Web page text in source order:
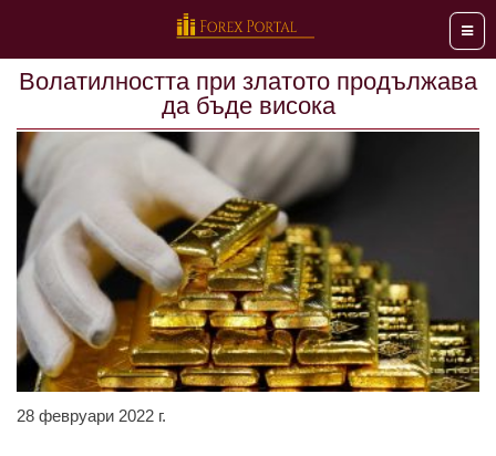
Меню
Волатилността при златото продължава
да бъде висока
28 февруари 2022 г.